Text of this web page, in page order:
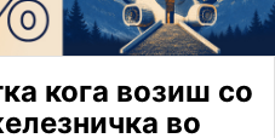
кога возиш со
во